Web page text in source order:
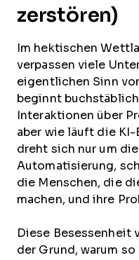
zerstören)
Im hektischen
verpassen viele
eigentlichen Sinn
beginnt
Interaktionen über
aber wie läuft die
dreht sich nur um
Automatisierung,
die Menschen, die
machen, und ihre
Diese Besessenheit
der Grund, warum